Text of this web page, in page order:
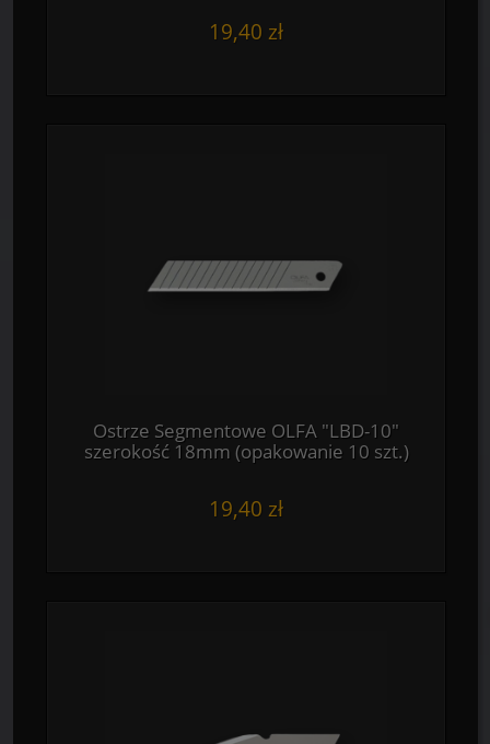
19,40 zł
Ostrze Segmentowe OLFA "LBD-10"
szerokość 18mm (opakowanie 10 szt.)
19,40 zł